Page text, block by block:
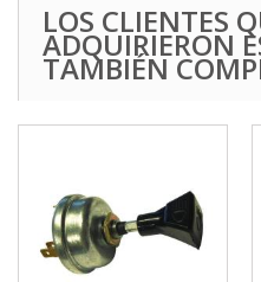
LOS CLIENTES
ADQUIRIERON
TAMBIÉN